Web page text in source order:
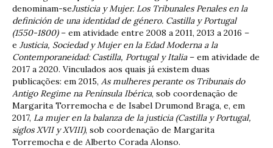
denominam-seJusticia y Mujer. Los Tribunales Penales en la
definición de una identidad de género. Castilla y Portugal
(1550-1800)– em atividade entre 2008 a 2011, 2013 a 2016 –
e Justicia, Sociedad y Mujer en la Edad Moderna a la
Contemporaneidad: Castilla, Portugal y Italia– em atividade de
2017 a 2020. Vinculados aos quais já existem duas
publicações: em 2015, As mulheres perante os Tribunais do
Antigo Regime na Península Ibérica, sob coordenação de
Margarita Torremocha e de Isabel Drumond Braga, e, em
2017, La mujer en la balanza de la justicia (Castilla y Portugal,
siglos XVII y XVIII), sob coordenação de Margarita
Torremocha e de Alberto Corada Alonso.